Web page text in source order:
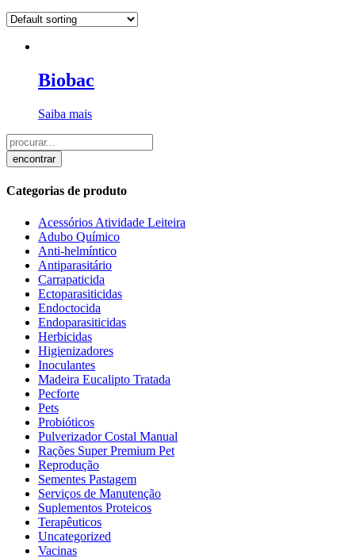
Biobac
Saiba mais
encontrar
Categorias de produto
Acessórios Atividade Leiteira
Adubo Químico
Anti-helmíntico
Antiparasitário
Carrapaticida
Ectoparasiticidas
Endoctocida
Endoparasiticidas
Herbicidas
Higienizadores
Inoculantes
Madeira Eucalipto Tratada
Pecforte
Pets
Probióticos
Pulverizador Costal Manual
Rações Super Premium Pet
Reprodução
Sementes Pastagem
Serviços de Manutenção
Suplementos Proteicos
Terapêuticos
Uncategorized
Vacinas